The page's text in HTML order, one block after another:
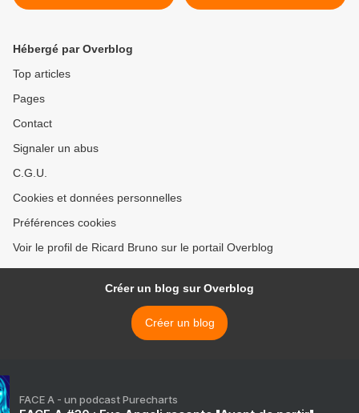
2005...souvenirs...
Hébergé par Overblog
Top articles
Pages
Contact
Signaler un abus
C.G.U.
Cookies et données personnelles
Préférences cookies
Voir le profil de Ricard Bruno sur le portail Overblog
Créer un blog sur Overblog
Créer un blog
FACE A - un podcast Purecharts